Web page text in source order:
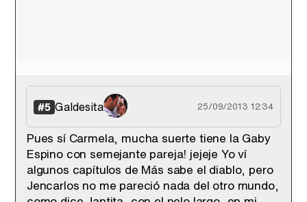
#5 Galdesita 25/09/2013 12:34
Pues sí Carmela, mucha suerte tiene la Gaby
Espino con semejante pareja! jejeje Yo ví
algunos capítulos de Más sabe el diablo, pero
Jencarlos no me pareció nada del otro mundo,